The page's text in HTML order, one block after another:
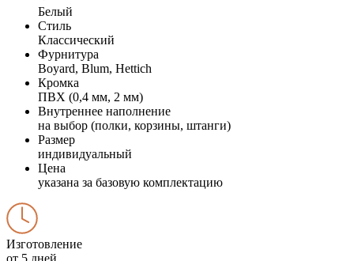
Белый
Стиль
Классический
Фурнитура
Boyard, Blum, Hettich
Кромка
ПВХ (0,4 мм, 2 мм)
Внутреннее наполнение
на выбор (полки, корзины, штанги)
Размер
индивидуальный
Цена
указана за базовую комплектацию
Изготовление
от 5 дней